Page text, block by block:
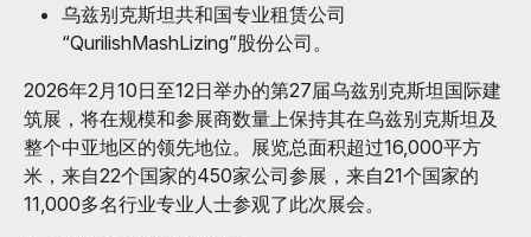
乌兹别克斯坦共和国专业租赁公司
“QurilishMashLizing”股份公司。
2026年2月10日至12日举办的第27届乌兹别克斯坦国际建
筑展，将在规模和参展商数量上保持其在乌兹别克斯坦及
整个中亚地区的领先地位。展览总面积超过16,000平方
米，来自22个国家的450家公司参展，来自21个国家的
11,000多名行业专业人士参观了此次展会。